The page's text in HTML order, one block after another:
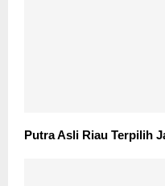
Putra Asli Riau Terpilih